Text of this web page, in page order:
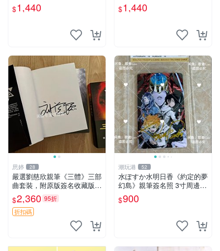
ong限量收藏版 青春戀愛物語
原創 漫畫周邊
$1,440
仆紀念品 面簽收藏 會長大人
簽名照 女仆照 面簽收藏
$1,440
思婷 28
嚴選劉慈欣親筆《三體》三部
曲套裝，附原版簽名收藏版
三體 規格完整 網拍無疑真品
收藏推薦 《三體》全系列親
筆簽名版 電影原著珍藏必備
$2,360 95折
折扣碼
潮玩港 52
水ぽすか水明日香《約定的夢
幻島》親筆簽名照 3寸周邊照
片 簽名真跡 約束のネバーラ
ンド 周邊 照片收藏 水明日香
$900